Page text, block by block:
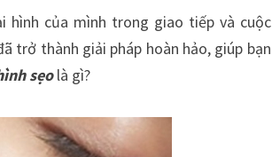
hình của mình trong giao tiếp và cuộc
trở thành giải pháp hoàn hảo, giúp bạn
sẹolà gì?